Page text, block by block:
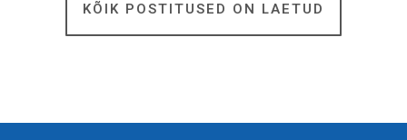
Jälgi minu tegevust ka teistes kanalites